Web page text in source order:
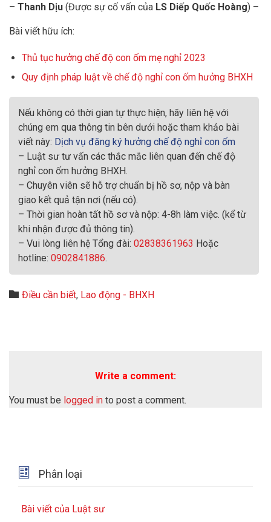
– Thanh Dịu (Được sự cố vấn của LS Diếp Quốc Hoàng) –
Bài viết hữu ích:
Thủ tục hưởng chế độ con ốm mẹ nghỉ 2023
Quy định pháp luật về chế độ nghỉ con ốm hưởng BHXH
Nếu không có thời gian tự thực hiện, hãy liên hệ với
chúng em qua thông tin bên dưới hoặc tham khảo bài
viết này: Dịch vụ đăng ký hưởng chế độ nghỉ con ốm
– Luật sư tư vấn các thắc mắc liên quan đến chế độ
nghỉ con ốm hưởng BHXH.
– Chuyên viên sẽ hỗ trợ chuẩn bị hồ sơ, nộp và bàn
giao kết quả tận nơi (nếu có).
– Thời gian hoàn tất hồ sơ và nộp: 4-8h làm việc. (kể từ
khi nhận được đủ thông tin).
– Vui lòng liên hệ Tổng đài: 02838361963 Hoặc
hotline: 0902841886.
 Category
Điều cần biết, Lao động - BHXH
Write a comment:
You must be logged in to post a comment.
 Phân loại
Bài viết của Luật sư